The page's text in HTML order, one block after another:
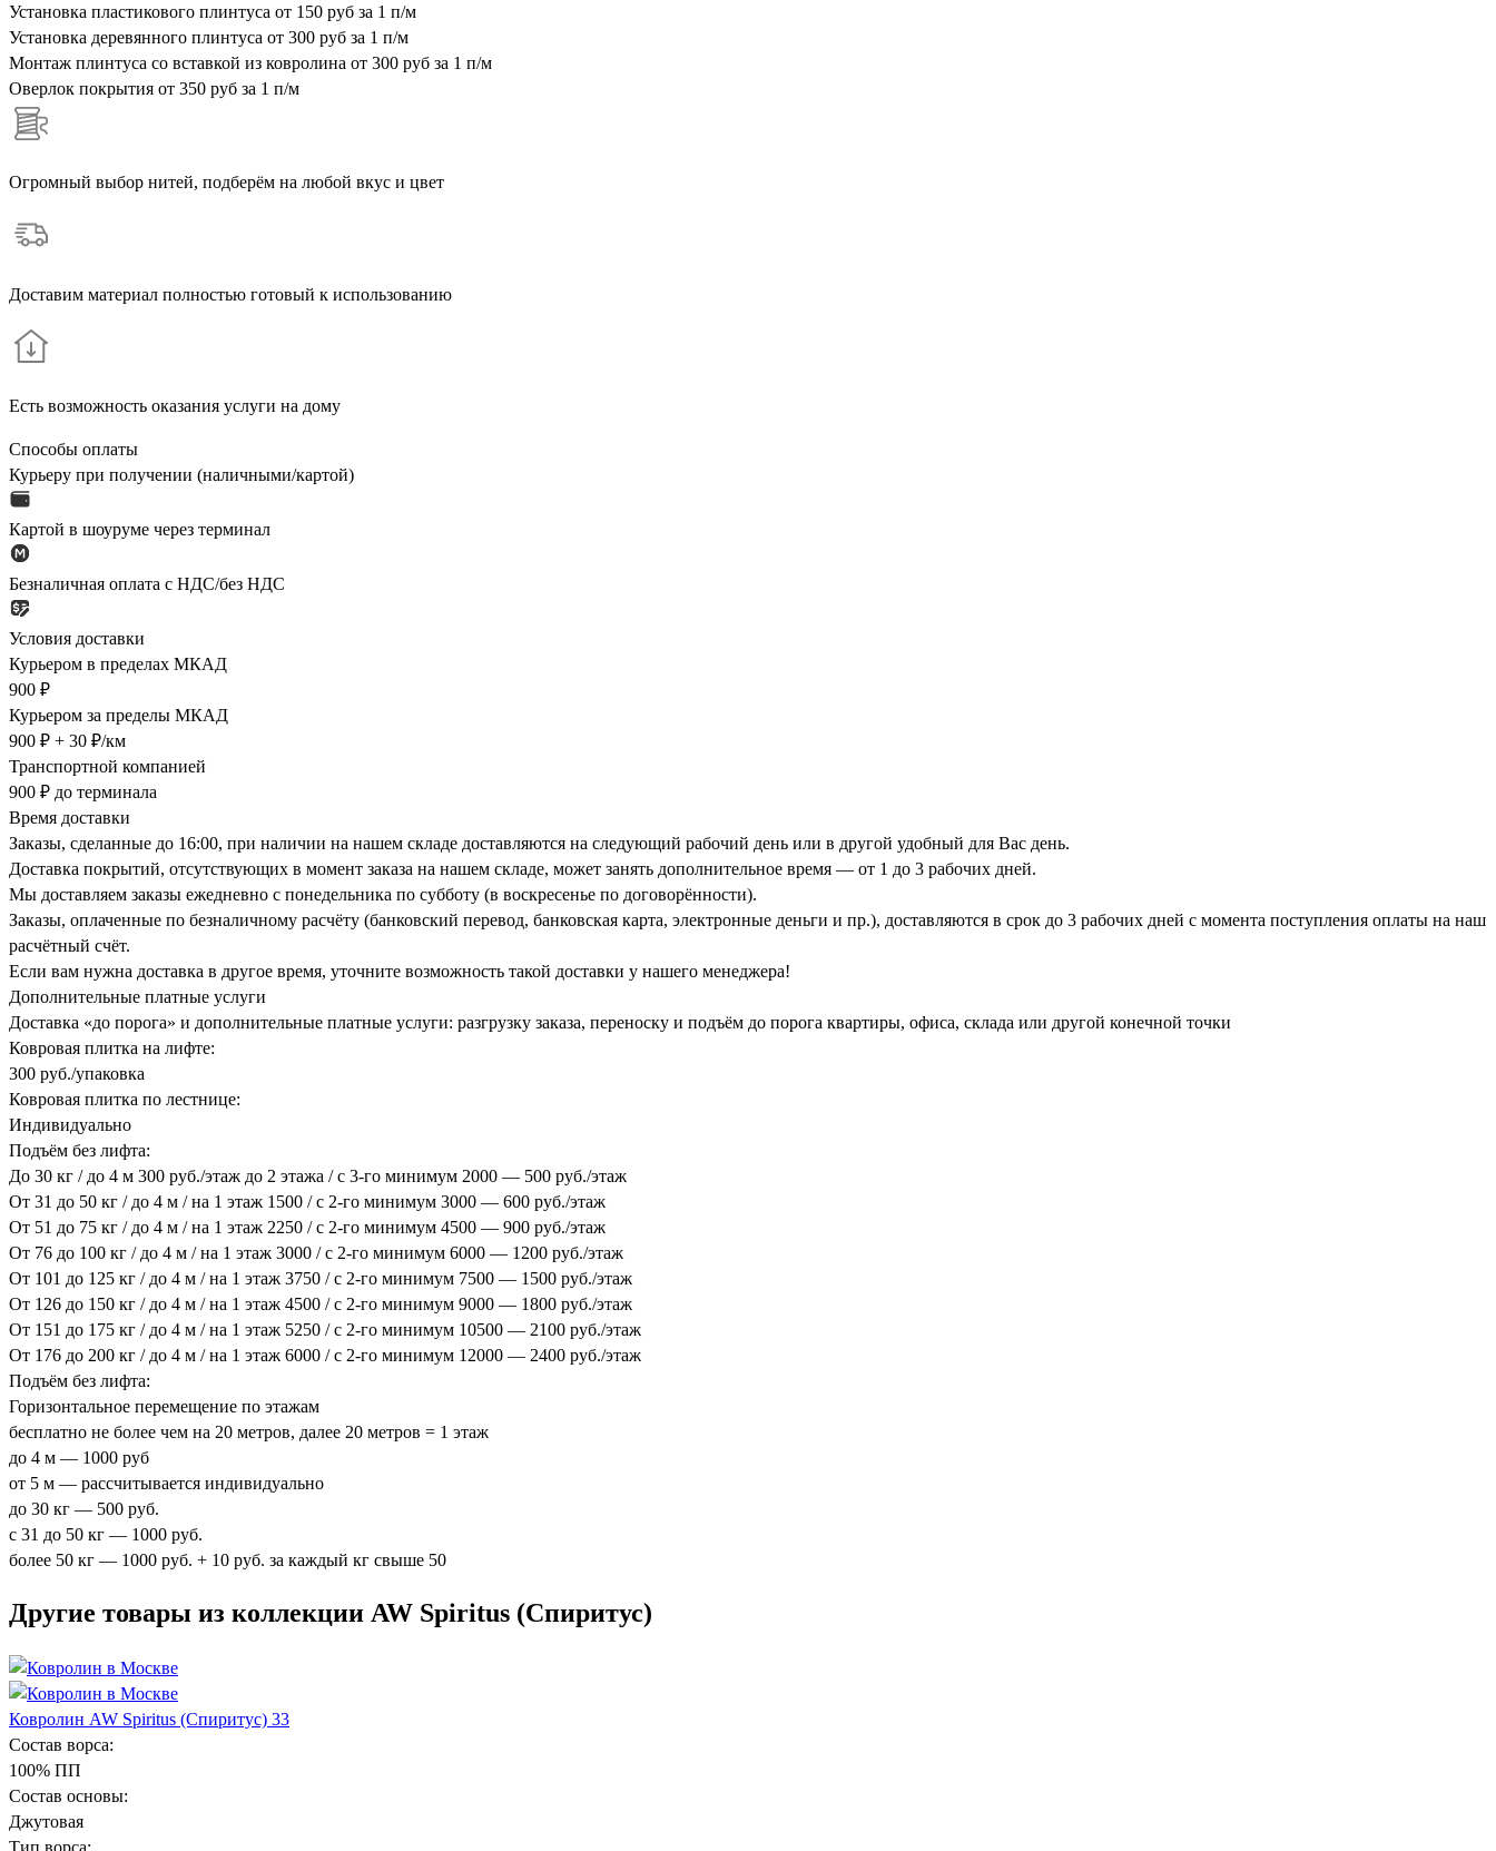
Установка пластикового плинтуса от 150 руб за 1 п/м
Установка деревянного плинтуса от 300 руб за 1 п/м
Монтаж плинтуса со вставкой из ковролина от 300 руб за 1 п/м
Оверлок покрытия от 350 руб за 1 п/м
Огромный выбор нитей, подберём на любой вкус и цвет
Доставим материал полностью готовый к использованию
Есть возможность оказания услуги на дому
Способы оплаты
Курьеру при получении (наличными/картой)
Картой в шоуруме через терминал
Безналичная оплата с НДС/без НДС
Условия доставки
Курьером в пределах МКАД
900 ₽
Курьером за пределы МКАД
900 ₽ + 30 ₽/км
Транспортной компанией
900 ₽ до терминала
Время доставки
Заказы, сделанные до 16:00, при наличии на нашем складе доставляются на следующий рабочий день или в другой удобный для Вас день.
Доставка покрытий, отсутствующих в момент заказа на нашем складе, может занять дополнительное время — от 1 до 3 рабочих дней.
Мы доставляем заказы ежедневно с понедельника по субботу (в воскресенье по договорённости).
Заказы, оплаченные по безналичному расчёту (банковский перевод, банковская карта, электронные деньги и пр.), доставляются в срок до 3 рабочих дней с момента поступления оплаты на наш
расчётный счёт.
Если вам нужна доставка в другое время, уточните возможность такой доставки у нашего менеджера!
Дополнительные платные услуги
Доставка «до порога» и дополнительные платные услуги: разгрузку заказа, переноску и подъём до порога квартиры, офиса, склада или другой конечной точки
Ковровая плитка на лифте:
300 руб./упаковка
Ковровая плитка по лестнице:
Индивидуально
Подъём без лифта:
До 30 кг / до 4 м 300 руб./этаж до 2 этажа / с 3-го минимум 2000 — 500 руб./этаж
От 31 до 50 кг / до 4 м / на 1 этаж 1500 / с 2-го минимум 3000 — 600 руб./этаж
От 51 до 75 кг / до 4 м / на 1 этаж 2250 / с 2-го минимум 4500 — 900 руб./этаж
От 76 до 100 кг / до 4 м / на 1 этаж 3000 / с 2-го минимум 6000 — 1200 руб./этаж
От 101 до 125 кг / до 4 м / на 1 этаж 3750 / с 2-го минимум 7500 — 1500 руб./этаж
От 126 до 150 кг / до 4 м / на 1 этаж 4500 / с 2-го минимум 9000 — 1800 руб./этаж
От 151 до 175 кг / до 4 м / на 1 этаж 5250 / с 2-го минимум 10500 — 2100 руб./этаж
От 176 до 200 кг / до 4 м / на 1 этаж 6000 / с 2-го минимум 12000 — 2400 руб./этаж
Подъём без лифта:
Горизонтальное перемещение по этажам
бесплатно не более чем на 20 метров, далее 20 метров = 1 этаж
до 4 м — 1000 руб
от 5 м — рассчитывается индивидуально
до 30 кг — 500 руб.
с 31 до 50 кг — 1000 руб.
более 50 кг — 1000 руб. + 10 руб. за каждый кг свыше 50
Другие товары из коллекции AW Spiritus (Спиритус)
Ковролин AW Spiritus (Спиритус) 33
Состав ворса:
100% ПП
Состав основы:
Джутовая
Тип ворса: